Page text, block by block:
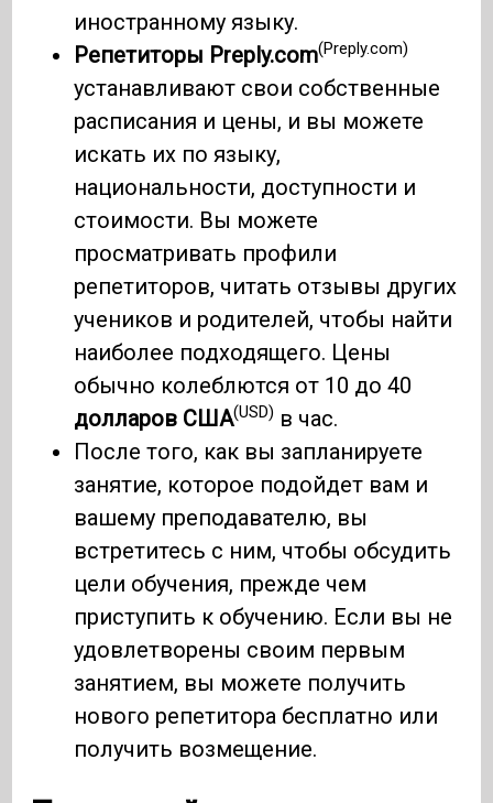
иностранному языку.
Репетиторы Preply.com(Preply.com)
устанавливают свои собственные
расписания и цены, и вы можете
искать их по языку,
национальности, доступности и
стоимости. Вы можете
просматривать профили
репетиторов, читать отзывы других
учеников и родителей, чтобы найти
наиболее подходящего. Цены
обычно колеблются от 10 до 40
долларов США(USD) в час.
После того, как вы запланируете
занятие, которое подойдет вам и
вашему преподавателю, вы
встретитесь с ним, чтобы обсудить
цели обучения, прежде чем
приступить к обучению. Если вы не
удовлетворены своим первым
занятием, вы можете получить
нового репетитора бесплатно или
получить возмещение.